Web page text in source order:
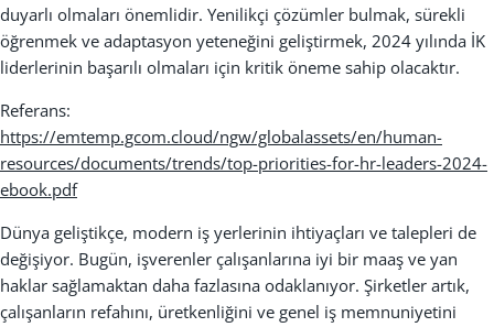
duyarlı olmaları önemlidir. Yenilikçi çözümler bulmak, sürekli
öğrenmek ve adaptasyon yeteneğini geliştirmek, 2024 yılında İK
liderlerinin başarılı olmaları için kritik öneme sahip olacaktır.
Referans:
https://emtemp.gcom.cloud/ngw/globalassets/en/human-
resources/documents/trends/top-priorities-for-hr-leaders-2024-
ebook.pdf
Dünya geliştikçe, modern iş yerlerinin ihtiyaçları ve talepleri de
değişiyor. Bugün, işverenler çalışanlarına iyi bir maaş ve yan
haklar sağlamaktan daha fazlasına odaklanıyor. Şirketler artık,
çalışanların refahını, üretkenliğini ve genel iş memnuniyetini